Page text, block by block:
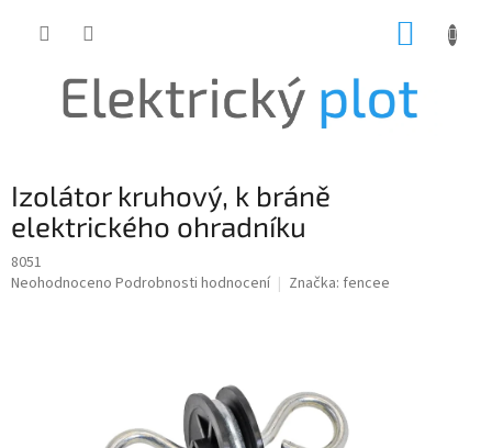
Izolátor kruhový, k bráně
elektrického ohradníku
8051
Průměrné
Neohodnoceno Podrobnosti hodnocení Značka: fencee